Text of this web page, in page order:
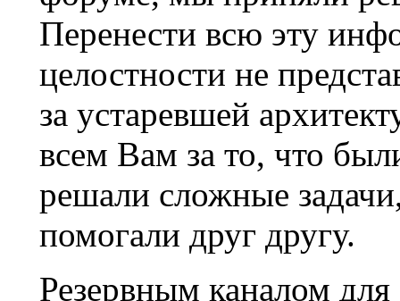
Перенести всю эту
целостности не
за устаревшей
всем Вам за то, что
решали сложные
помогали друг другу.
Резервным каналом